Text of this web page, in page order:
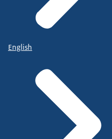
English